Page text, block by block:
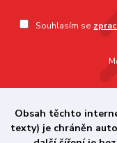
Souhlasím se
Obsah těchto
texty) je chráněn